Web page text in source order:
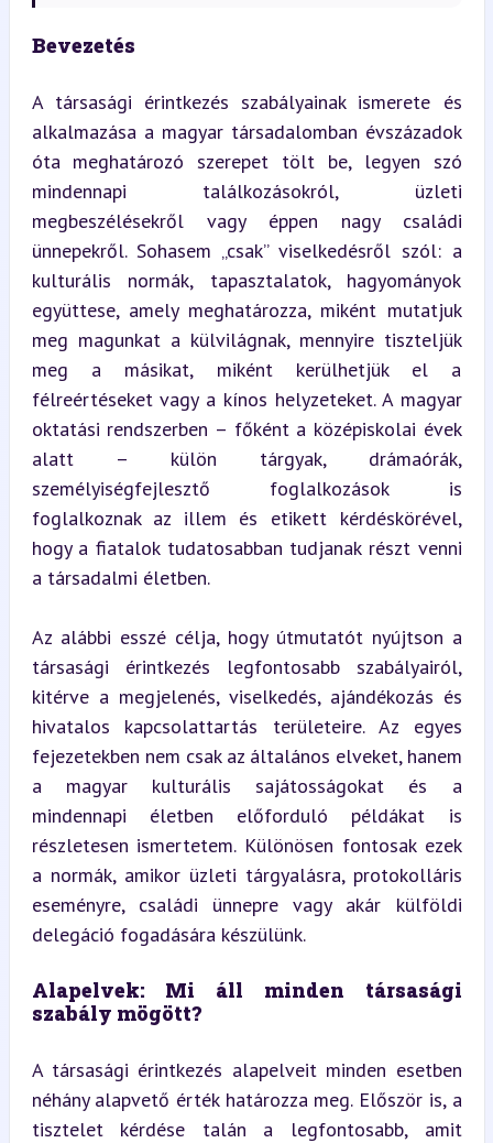
Bevezetés
A társasági érintkezés szabályainak ismerete és
alkalmazása a magyar társadalomban évszázadok
óta meghatározó szerepet tölt be, legyen szó
mindennapi találkozásokról, üzleti
megbeszélésekről vagy éppen nagy családi
ünnepekről. Sohasem „csak” viselkedésről szól: a
kulturális normák, tapasztalatok, hagyományok
együttese, amely meghatározza, miként mutatjuk
meg magunkat a külvilágnak, mennyire tiszteljük
meg a másikat, miként kerülhetjük el a
félreértéseket vagy a kínos helyzeteket. A magyar
oktatási rendszerben – főként a középiskolai évek
alatt – külön tárgyak, drámaórák,
személyiségfejlesztő foglalkozások is
foglalkoznak az illem és etikett kérdéskörével,
hogy a fiatalok tudatosabban tudjanak részt venni
a társadalmi életben.
Az alábbi esszé célja, hogy útmutatót nyújtson a
társasági érintkezés legfontosabb szabályairól,
kitérve a megjelenés, viselkedés, ajándékozás és
hivatalos kapcsolattartás területeire. Az egyes
fejezetekben nem csak az általános elveket, hanem
a magyar kulturális sajátosságokat és a
mindennapi életben előforduló példákat is
részletesen ismertetem. Különösen fontosak ezek
a normák, amikor üzleti tárgyalásra, protokolláris
eseményre, családi ünnepre vagy akár külföldi
delegáció fogadására készülünk.
Alapelvek: Mi áll minden társasági
szabály mögött?
A társasági érintkezés alapelveit minden esetben
néhány alapvető érték határozza meg. Először is, a
tisztelet kérdése talán a legfontosabb, amit